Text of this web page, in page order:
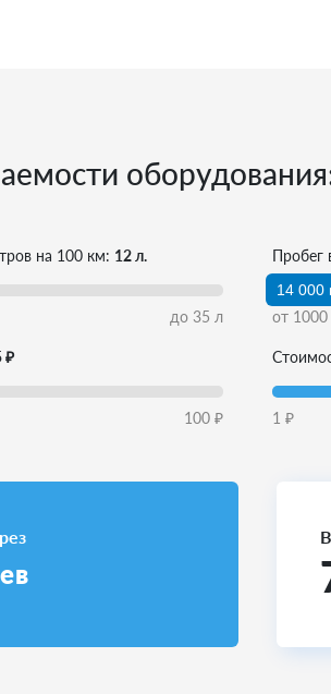
на 100 км: 12 л.
до35 л
Пробег
14 000
от 1000
₽
100 ₽ 1 ₽